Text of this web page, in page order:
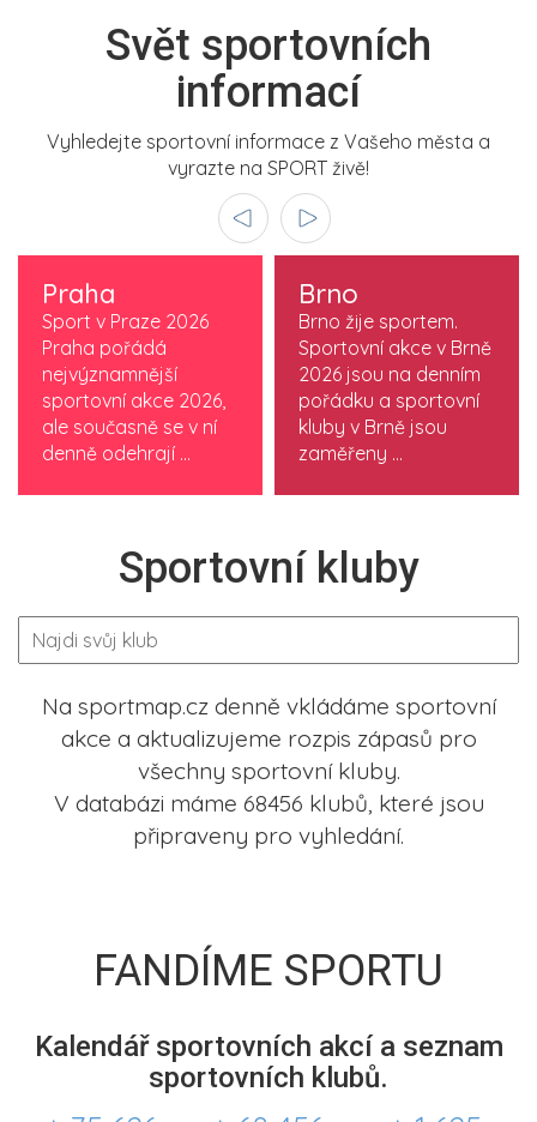
Svět sportovních
informací
Vyhledejte sportovní informace z Vašeho města a
vyrazte na SPORT živě!
Praha
Sport v Praze 2026
Praha pořádá
nejvýznamnější
sportovní akce 2026,
ale současně se v ní
denně odehrají ...
Brno
Brno žije sportem.
Sportovní akce v Brně
2026 jsou na denním
pořádku a sportovní
kluby v Brně jsou
zaměřeny ...
Sportovní kluby
Na sportmap.cz denně vkládáme sportovní
akce a aktualizujeme rozpis zápasů pro
všechny sportovní kluby.
V databázi máme 68456 klubů, které jsou
připraveny pro vyhledání.
FANDÍME SPORTU
Kalendář sportovních akcí a seznam
sportovních klubů.